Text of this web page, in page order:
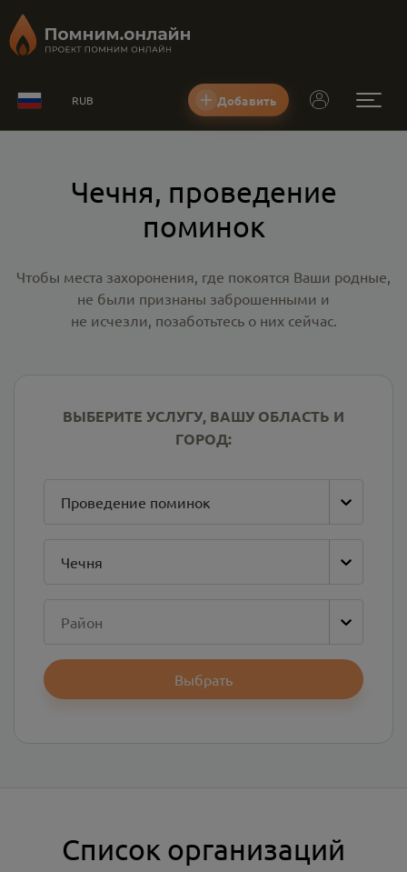
RUB Добавить
Чечня, проведение
поминок
Чтобы места захоронения, где покоятся Ваши родные,
не были признаны заброшенными и
не исчезли, позаботьтесь о них сейчас.
ВЫБЕРИТЕ УСЛУГУ, ВАШУ ОБЛАСТЬ И
ГОРОД:
Проведение поминок
Чечня
Район
Выбрать
Список организаций